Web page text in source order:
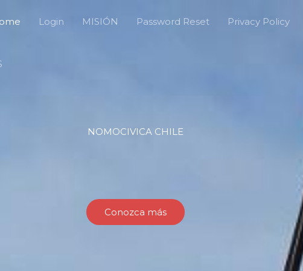
Login MISIÓN Password Reset Privacy Policy
NOMOCIVICA CHILE
Conozca más